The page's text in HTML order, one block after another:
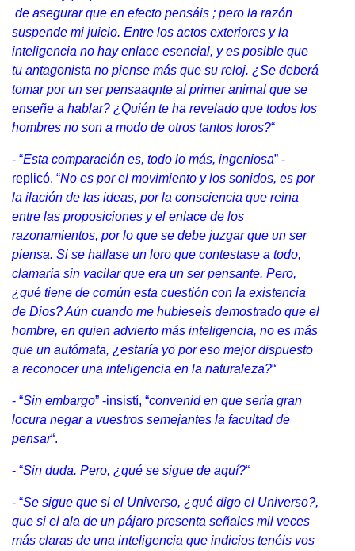
de asegurar que en efecto pensáis ; pero la razón
suspende mi juicio. Entre los actos exteriores y la
inteligencia no hay enlace esencial, y es posible que
tu antagonista no piense más que su reloj. ¿Se deberá
tomar por un ser pensaaqnte al primer animal que se
enseñe a hablar? ¿Quién te ha revelado que todos los
hombres no son a modo de otros tantos loros?“
- “Esta comparación es, todo lo más, ingeniosa” -
replicó. “No es por el movimiento y los sonidos, es por
la ilación de las ideas, por la consciencia que reina
entre las proposiciones y el enlace de los
razonamientos, por lo que se debe juzgar que un ser
piensa. Si se hallase un loro que contestase a todo,
clamaría sin vacilar que era un ser pensante. Pero,
¿qué tiene de común esta cuestión con la existencia
de Dios? Aún cuando me hubieseis demostrado que el
hombre, en quien advierto más inteligencia, no es más
que un autómata, ¿estaría yo por eso mejor dispuesto
a reconocer una inteligencia en la naturaleza?“
- “Sin embargo” -insistí, “convenid en que sería gran
locura negar a vuestros semejantes la facultad de
pensar“.
- “Sin duda. Pero, ¿qué se sigue de aquí?“
- “Se sigue que si el Universo, ¿qué digo el Universo?,
que si el ala de un pájaro presenta señales mil veces
más claras de una inteligencia que indicios tenéis vos